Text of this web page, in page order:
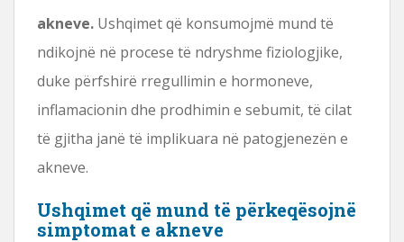
akneve. Ushqimet që konsumojmë mund të
ndikojnë në procese të ndryshme fiziologjike,
duke përfshirë rregullimin e hormoneve,
inflamacionin dhe prodhimin e sebumit, të cilat
të gjitha janë të implikuara në patogjenezën e
akneve.
Ushqimet që mund të përkeqësojnë
simptomat e akneve